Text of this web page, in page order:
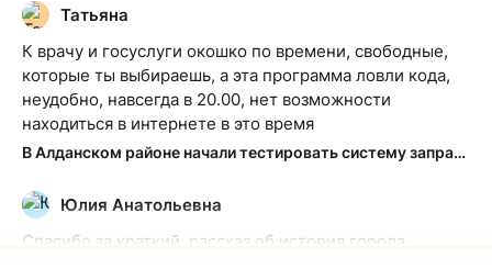
Т
Татьяна
К врачу и госуслуги окошко по времени, свободные,
которые ты выбираешь, а эта программа ловли кода,
неудобно, навсегда в 20.00, нет возможности
находиться в интернете в это время
В Алданском районе начали тестировать систему заправки по QR-кодам
Ю
Юлия Анатольевна
Спасибо за краткий, рассказ об история города